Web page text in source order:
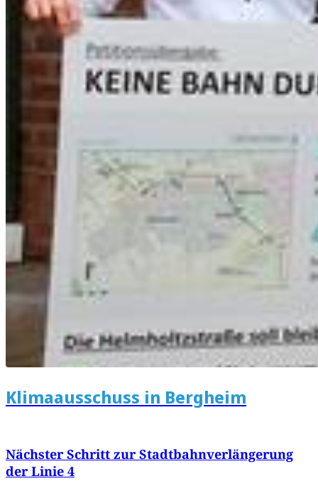
Klimaausschuss in Bergheim
Nächster Schritt zur Stadtbahnverlängerung
der Linie 4